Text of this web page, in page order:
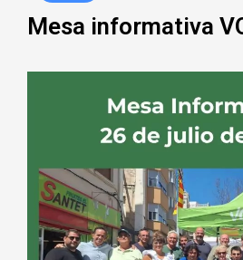
Mesa informativa